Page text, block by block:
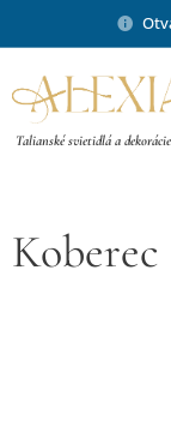
Talianské svietidlá a dekorácie
Koberec